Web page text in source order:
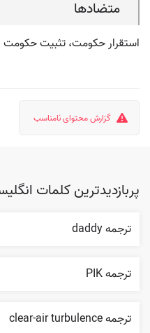
متضادها
استقرار حکومت، تثبیت حکومت
گزارش محتوای نامناسب
پربازدیدترین کلمات
ترجمه daddy
ترجمه PIK
ترجمه clear-air turbulence